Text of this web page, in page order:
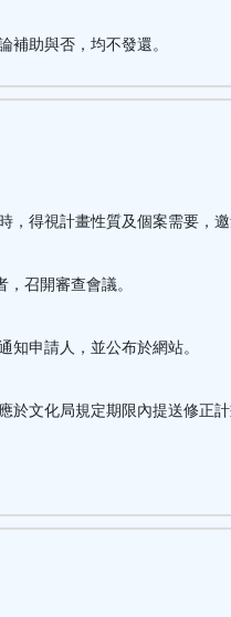
助與否，均不發還。
，得視計畫性質及個案需要，
召開審查會議。
申請人，並公布於網站。
於文化局規定期限內提送修正